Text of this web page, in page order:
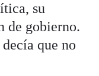
su
de gobierno.
que no